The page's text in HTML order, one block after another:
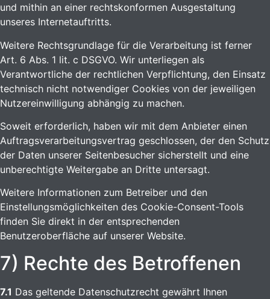
und mithin an einer rechtskonformen Ausgestaltung
unseres Internetauftritts.
Weitere Rechtsgrundlage für die Verarbeitung ist ferner
Art. 6 Abs. 1 lit. c DSGVO. Wir unterliegen als
Verantwortliche der rechtlichen Verpflichtung, den Einsatz
technisch nicht notwendiger Cookies von der jeweiligen
Nutzereinwilligung abhängig zu machen.
Soweit erforderlich, haben wir mit dem Anbieter einen
Auftragsverarbeitungsvertrag geschlossen, der den Schutz
der Daten unserer Seitenbesucher sicherstellt und eine
unberechtigte Weitergabe an Dritte untersagt.
Weitere Informationen zum Betreiber und den
Einstellungsmöglichkeiten des Cookie-Consent-Tools
finden Sie direkt in der entsprechenden
Benutzeroberfläche auf unserer Website.
7) Rechte des Betroffenen
7.1 Das geltende Datenschutzrecht gewährt Ihnen